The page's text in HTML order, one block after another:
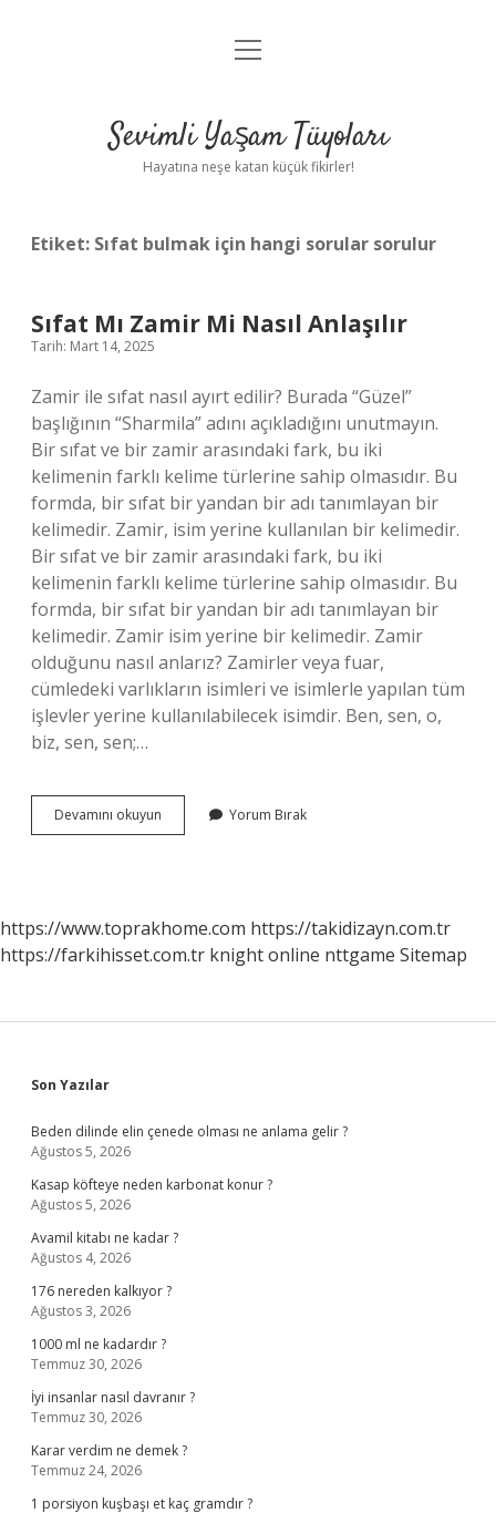
Anasayfa
Yasal Uyarı
menüyü
Sevimli Yaşam Tüyoları
Hayatına neşe katan küçük fikirler!
Etiket: Sıfat bulmak için hangi sorular sorulur
Sıfat Mı Zamir Mi Nasıl Anlaşılır
Tarih: Mart 14, 2025
Zamir ile sıfat nasıl ayırt edilir? Burada “Güzel”
başlığının “Sharmila” adını açıkladığını unutmayın.
Bir sıfat ve bir zamir arasındaki fark, bu iki
kelimenin farklı kelime türlerine sahip olmasıdır. Bu
formda, bir sıfat bir yandan bir adı tanımlayan bir
kelimedir. Zamir, isim yerine kullanılan bir kelimedir.
Bir sıfat ve bir zamir arasındaki fark, bu iki
kelimenin farklı kelime türlerine sahip olmasıdır. Bu
formda, bir sıfat bir yandan bir adı tanımlayan bir
kelimedir. Zamir isim yerine bir kelimedir. Zamir
olduğunu nasıl anlarız? Zamirler veya fuar,
cümledeki varlıkların isimleri ve isimlerle yapılan tüm
işlevler yerine kullanılabilecek isimdir. Ben, sen, o,
biz, sen, sen;…
Devamını okuyun
Mı
Yorum Bırak
https://www.toprakhome.com https://takidizayn.com.tr
https://farkihisset.com.tr knight online nttgame Sitemap
Sidebar
Son Yazılar
Beden dilinde elin çenede olması ne anlama gelir ?
Ağustos 5, 2026
Kasap köfteye neden karbonat konur ?
Ağustos 5, 2026
Avamil kitabı ne kadar ?
Ağustos 4, 2026
176 nereden kalkıyor ?
Ağustos 3, 2026
1000 ml ne kadardır ?
Temmuz 30, 2026
İyi insanlar nasıl davranır ?
Temmuz 30, 2026
Karar verdim ne demek ?
Temmuz 24, 2026
1 porsiyon kuşbaşı et kaç gramdır ?